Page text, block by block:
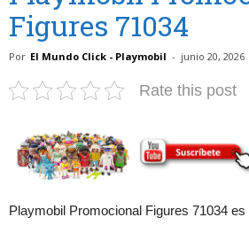
Figures 71034
Por El Mundo Click - Playmobil - junio 20, 2026
Rate this post
Playmobil Promocional Figures 71034